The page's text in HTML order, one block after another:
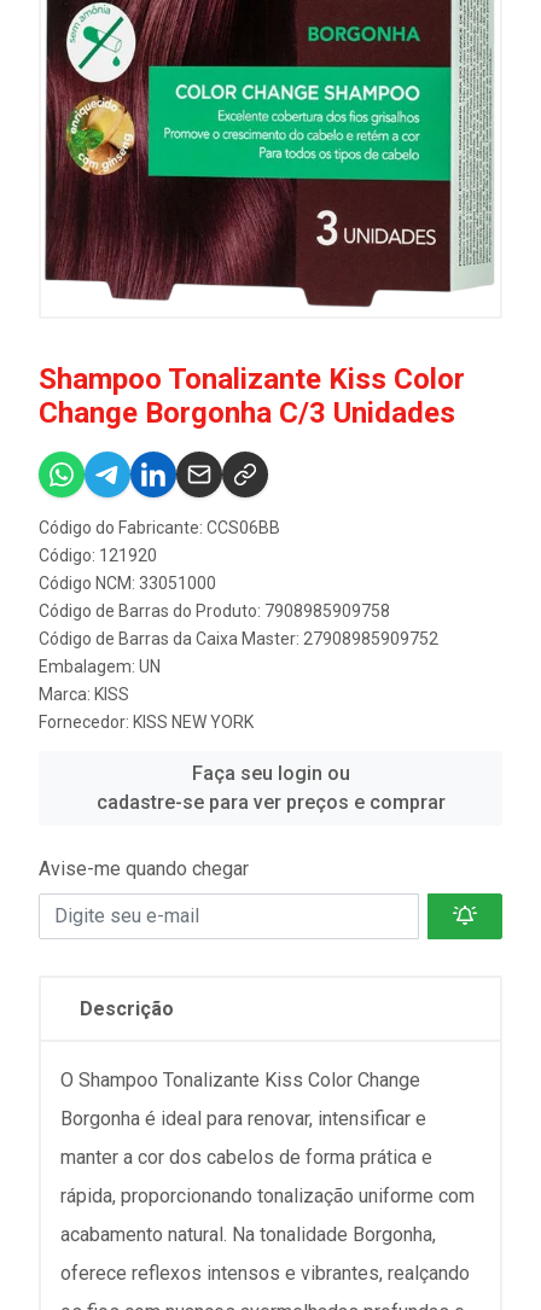
Shampoo Tonalizante Kiss Color
Change Borgonha C/3 Unidades
Código do Fabricante: CCS06BB
Código: 121920
Código NCM: 33051000
Código de Barras do Produto: 7908985909758
Código de Barras da Caixa Master: 27908985909752
Embalagem: UN
Marca: KISS
Fornecedor: KISS NEW YORK
Faça seu login ou
cadastre-se para ver preços e comprar
Avise-me quando chegar
Descrição
O Shampoo Tonalizante Kiss Color Change
Borgonha é ideal para renovar, intensificar e
manter a cor dos cabelos de forma prática e
rápida, proporcionando tonalização uniforme com
acabamento natural. Na tonalidade Borgonha,
oferece reflexos intensos e vibrantes, realçando